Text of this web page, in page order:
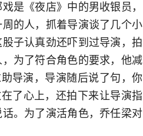
是《夜店》中的男收银员，
的人，抓着导演谈了几个小
子认真劲还吓到过导演，拍
为了符合角色的要求，他减
导演，导演随后说了句，你
了心上，还拍下来让导演指
。为了演活角色，乔任梁对